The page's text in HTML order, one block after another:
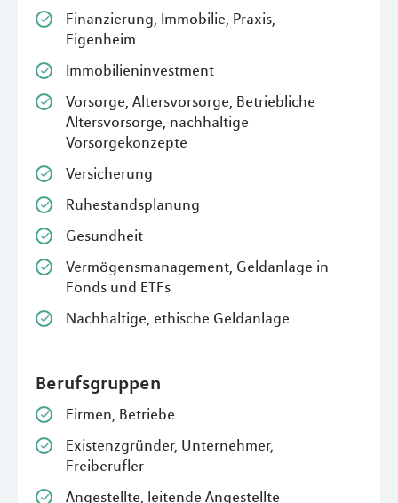
Finanzierung, Immobilie, Praxis,
Eigenheim
Immobilieninvestment
Vorsorge, Altersvorsorge, Betriebliche
Altersvorsorge, nachhaltige
Vorsorgekonzepte
Versicherung
Ruhestandsplanung
Gesundheit
Vermögensmanagement, Geldanlage in
Fonds und ETFs
Nachhaltige, ethische Geldanlage
Berufsgruppen
Firmen, Betriebe
Existenzgründer, Unternehmer,
Freiberufler
Angestellte, leitende Angestellte